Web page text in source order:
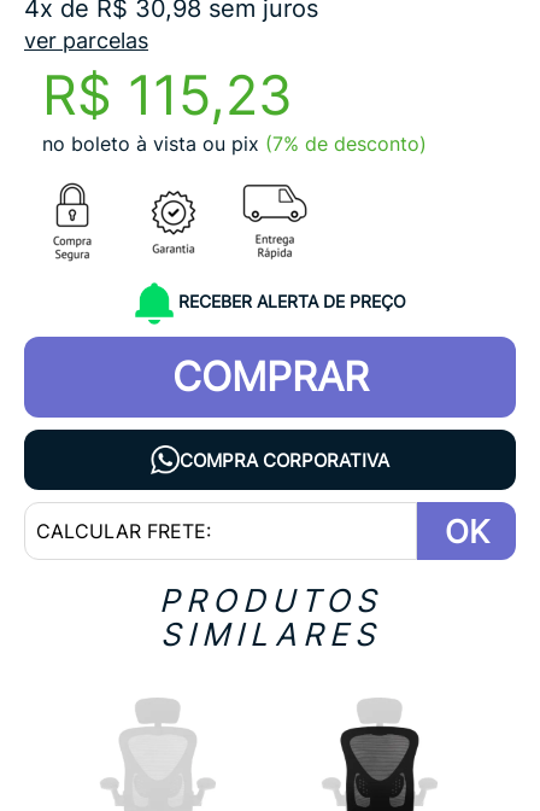
4x de R$ 30,98 sem juros
ver parcelas
R$ 115,23
no boleto à vista ou pix (7% de desconto)
RECEBER ALERTA DE PREÇO
COMPRAR
COMPRA CORPORATIVA
OK
PRODUTOS
SIMILARES